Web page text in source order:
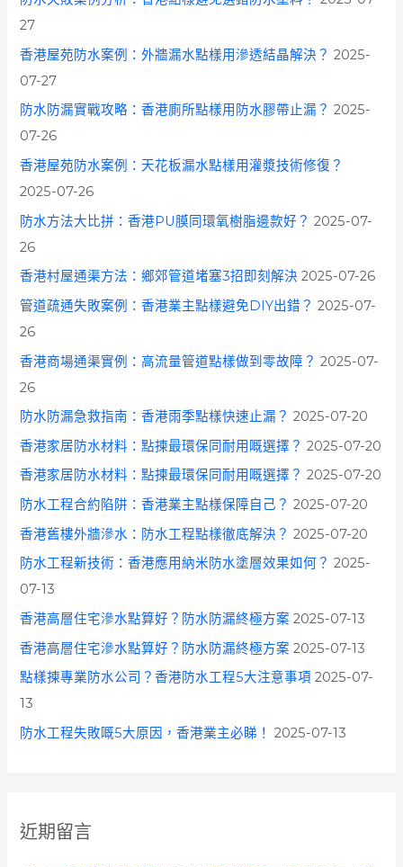
27
香港屋苑防水案例：外牆漏水點樣用滲透結晶解決？ 2025-
07-27
防水防漏實戰攻略：香港廁所點樣用防水膠帶止漏？ 2025-
07-26
香港屋苑防水案例：天花板漏水點樣用灌漿技術修復？
2025-07-26
防水方法大比拼：香港PU膜同環氧樹脂邊款好？ 2025-07-
26
香港村屋通渠方法：鄉郊管道堵塞3招即刻解決 2025-07-26
管道疏通失敗案例：香港業主點樣避免DIY出錯？ 2025-07-
26
香港商場通渠實例：高流量管道點樣做到零故障？ 2025-07-
26
防水防漏急救指南：香港雨季點樣快速止漏？ 2025-07-20
香港家居防水材料：點揀最環保同耐用嘅選擇？ 2025-07-20
香港家居防水材料：點揀最環保同耐用嘅選擇？ 2025-07-20
防水工程合約陷阱：香港業主點樣保障自己？ 2025-07-20
香港舊樓外牆滲水：防水工程點樣徹底解決？ 2025-07-20
防水工程新技術：香港應用納米防水塗層效果如何？ 2025-
07-13
香港高層住宅滲水點算好？防水防漏終極方案 2025-07-13
香港高層住宅滲水點算好？防水防漏終極方案 2025-07-13
點樣揀專業防水公司？香港防水工程5大注意事項 2025-07-
13
防水工程失敗嘅5大原因，香港業主必睇！
2025-07-13
近期留言